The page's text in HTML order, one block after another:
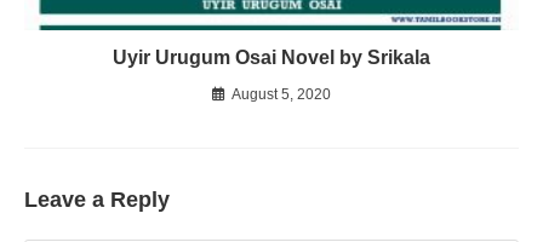
Uyir Urugum Osai Novel by Srikala
August 5, 2020
Leave a Reply